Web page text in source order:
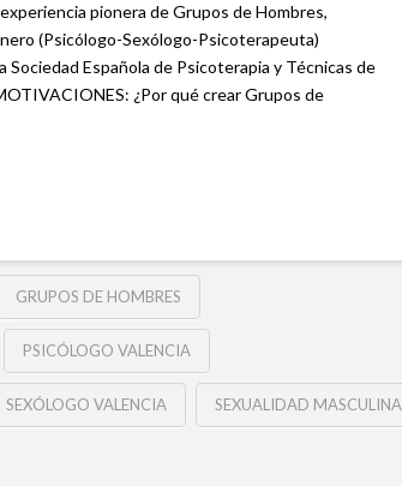
pionera de Grupos de Hombres,
(Psicólogo-Sexólogo-Psicoterapeuta)
Española de Psicoterapia y Técnicas de
¿Por qué crear Grupos de
GRUPOS DE HOMBRES
PSICÓLOGO VALENCIA
SEXÓLOGO VALENCIA SEXUALIDAD MASCULINA